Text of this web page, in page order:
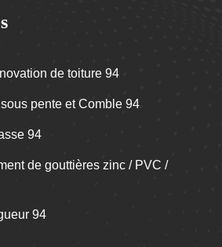
de toiture 94
pente et Comble 94
94
de gouttières zinc / PVC /
94